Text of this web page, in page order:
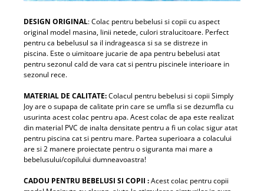
DESIGN ORIGINAL: Colac pentru bebelusi si copii cu aspect
original model masina, linii netede, culori stralucitoare. Perfect
pentru ca bebelusul sa il indrageasca si sa se distreze in
piscina. Este o uimitoare jucarie de apa pentru bebelusi atat
pentru sezonul cald de vara cat si pentru piscinele interioare in
sezonul rece.
MATERIAL DE CALITATE:Colacul pentru bebelusi si copii Simply
Joy are o supapa de calitate prin care se umfla si se dezumfla cu
usurinta acest colac pentru apa. Acest colac de apa este realizat
din material PVC de inalta densitate pentru a fi un colac sigur atat
pentru piscina cat si pentru mare. Partea superioara a colacului
are si 2 manere proiectate pentru o siguranta mai mare a
bebelusului/copilului dumneavoastra!
CADOU PENTRU BEBELUSI SI COPII :Acest colac pentru copii